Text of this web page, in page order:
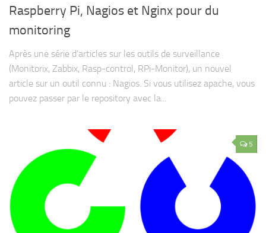
Raspberry Pi, Nagios et Nginx pour du
monitoring
Après une série d’articles sur les outils de surveillance
(Monitorix, Zabbix, Rasp-control, RPi-Monitor), un nouvel
article sur un outil connu : Nagios. Si vous utilisez apache, vous
pouvez passer par le repository avec la...
5